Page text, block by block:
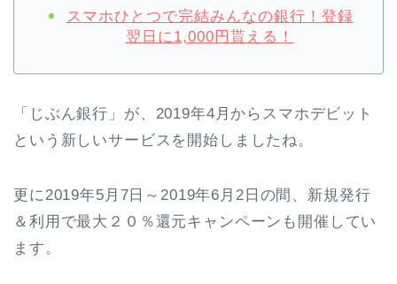
スマホひとつで完結みんなの銀行！登録
翌日に1,000円貰える！
「じぶん銀行」が、2019年4月からスマホデビット
という新しいサービスを開始しましたね。
更に2019年5月7日～2019年6月2日の間、新規発行
＆利用で最大２０％還元キャンペーンも開催してい
ます。